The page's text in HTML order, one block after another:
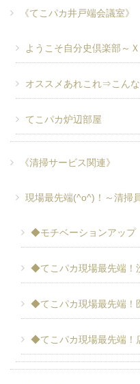
《てこパカ井戸端会議室》
ようこそ自分史倶楽部～
オススメあれこれ⇒こん
てこパカ炉辺部屋
《清掃サービス関連》
現場最先端(^o^)！～清掃
◆モチベーションアップ
◆てこパカ現場最先端！
◆てこパカ現場最先端！
◆てこパカ現場最先端！